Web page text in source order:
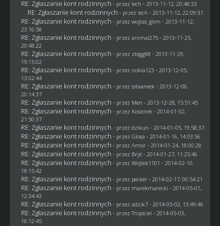
RE: Zgłaszanie kont rodzinnych - przez lech - 2013-11-12, 20:48:33
RE: Zgłaszanie kont rodzinnych - przez lech - 2013-11-12, 22:09:31
RE: Zgłaszanie kont rodzinnych - przez wojtas_gkm - 2013-11-12,
23:16:58
RE: Zgłaszanie kont rodzinnych - przez animal275 - 2013-11-25,
20:48:22
RE: Zgłaszanie kont rodzinnych - przez zbigg88 - 2013-11-29,
19:15:02
RE: Zgłaszanie kont rodzinnych - przez nokia123 - 2013-12-05,
13:02:44
RE: Zgłaszanie kont rodzinnych - przez sstaaneek- 2013-12-06,
20:14:37
RE: Zgłaszanie kont rodzinnych - przez Men - 2013-12-28, 15:51:45
RE: Zgłaszanie kont rodzinnych - przez Kosiorek- 2014-01-02,
21:50:37
RE: Zgłaszanie kont rodzinnych - przez dzikun - 2014-01-05, 19:58:37
RE: Zgłaszanie kont rodzinnych - przez Glosa - 2014-01-16, 14:03:56
RE: Zgłaszanie kont rodzinnych - przez Amor - 2014-01-24, 18:00:28
RE: Zgłaszanie kont rodzinnych - przez Bryt- 2014-01-27, 11:25:46
RE: Zgłaszanie kont rodzinnych - przez Wojtek1101 - 2014-02-10,
18:15:42
RE: Zgłaszanie kont rodzinnych - przez pecker- 2014-02-17, 00:54:21
RE: Zgłaszanie kont rodzinnych - przez marekmarecki - 2014-05-01,
12:34:43
RE: Zgłaszanie kont rodzinnych - przez adzik7 - 2014-05-02, 13:49:46
RE: Zgłaszanie kont rodzinnych - przezTropiciel - 2014-05-03,
16:12:45